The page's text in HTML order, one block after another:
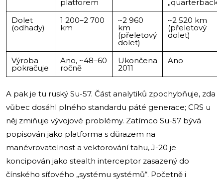
platforem
„quarterback“
Dolet
(odhady)
1 200–2 700
km
~2 960
km
(přeletový
dolet)
~2 520 km
(přeletový
dolet)
Výroba
pokračuje
Ano, ~48–60
ročně
Ukončena
2011
Ano
A pak je tu ruský Su-57. Část analytiků zpochybňuje, zda
vůbec dosáhl plného standardu páté generace; CRS u
něj zmiňuje vývojové problémy. Zatímco Su-57 bývá
popisován jako platforma s důrazem na
manévrovatelnost a vektorování tahu, J-20 je
koncipován jako stealth interceptor zasazený do
čínského síťového „systému systémů“. Početně i